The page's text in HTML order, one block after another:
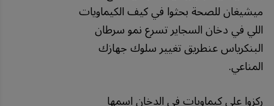
ميشيغان للصحة بحثوا في كيف الكيماويات
اللي في دخان السجاير تسرع نمو سرطان
البنكرياس عنطريق تغيير سلوك جهازك
المناعي.
ركزوا على كيماويات في الدخان اسمها